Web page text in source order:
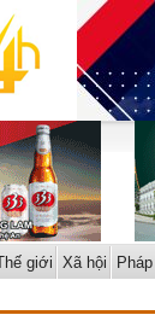
giới Xã hội